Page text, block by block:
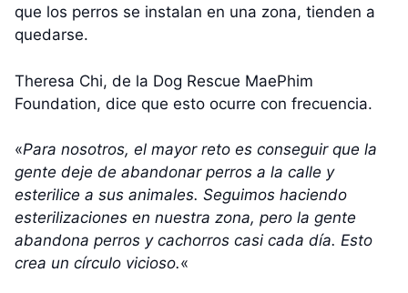
que los perros se instalan en una zona, tienden a
quedarse.
Theresa Chi, de la Dog Rescue MaePhim
Foundation, dice que esto ocurre con frecuencia.
«Para nosotros, el mayor reto es conseguir que la
gente deje de abandonar perros a la calle y
esterilice a sus animales. Seguimos haciendo
esterilizaciones en nuestra zona, pero la gente
abandona perros y cachorros casi cada día. Esto
crea un círculo vicioso.«